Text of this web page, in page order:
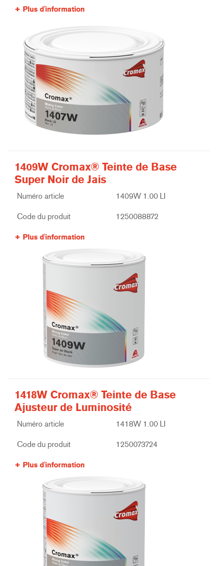
Plus d'information
1409W Cromax® Teinte de Base
Super Noir de Jais
Numéro article 1409W 1.00 LI
Code du produit 1250088872
Plus d'information
1418W Cromax® Teinte de Base
Ajusteur de Luminosité
Numéro article 1418W 1.00 LI
Code du produit 1250073724
Plus d'information